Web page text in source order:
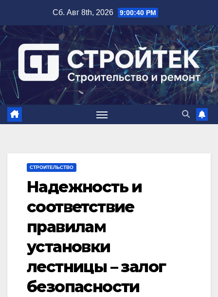
содержимому
Сб. Авг 8th, 2026 9:00:42 PM
СТРОИТЕЛЬСТВО
Надежность и
соответствие
правилам
установки
лестницы – залог
безопасности